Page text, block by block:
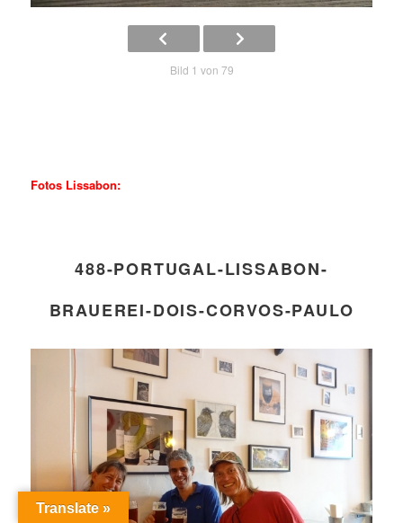
Bild 1 von 79
Fotos Lissabon:
488-PORTUGAL-LISSABON-
BRAUEREI-DOIS-CORVOS-PAULO
Translate »